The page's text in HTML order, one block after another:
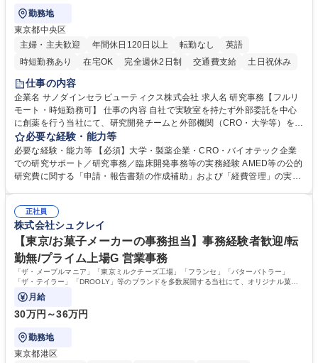
勤務地
東京都中央区
主婦・主夫歓迎
年間休日120日以上 転勤なし
英語
時短勤務あり
在宅OK 完全週休2日制 交通費支給 土日祝休み
仕事の内容
企業名 サノダインセラピューティクス株式会社 求人名 研究事務【フルリ
モート・時短勤務可】 仕事の内容 自社で実験室を持たず外部委託を中心
に創薬を行う当社にて、研究開発チームと外部機関（CRO・大学等）をつ
なぐハブとして、契約・発注・予算管理などの研究事務全般をお任せしま
す。 ■見積取得、発注、検収、請求処理等の事務手続き ■委託先との定例
会議の調整・アジェンダ準備・議事録作成 ■研究報告書、試験関連資料、
SOP等の整備・版管理・保管 ■研究開発の進捗・タイムライン・予算執行
集職種 研究事務【フルリモート・時短勤務可】
必要な経験・能力等
必要な経験・能力等 【必須】大学・製薬企業・CRO・バイオテック企業
での研究サポート／研究事務／臨床開発事務等の実務経験 AMED等の公的
研究費に関する「申請・報告書類の作成補助」および「経費管理」の実務
き方について】フルリモートやハイブリッド勤務、時短勤務など個々のラ
イフスタイルに応じた柔軟な働き方が可能です。育児や介護との両立も応
援します。 学歴・資格 学歴：大学院 大学 語学力： 資格：
正社員
株式会社シュクレイ
【東京/お菓子メーカーの事務担当】事務経験者歓迎/転
勤無/プライム上場G 営業事務
「ザ・メープルマニア」「東京ミルクチーズ工場」「フランセ」「バターバトラー」
「ザ・テイラー」「DROOLY」等のブランドを多数展開する当社にて、オリジナル菓子
ブランド商品の事務業務をお任せいたします。
月給
30万円～36万円
勤務地
東京都港区